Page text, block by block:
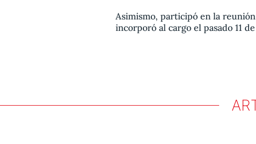
Asimismo, participó en la
incorporó al cargo el pasado 11